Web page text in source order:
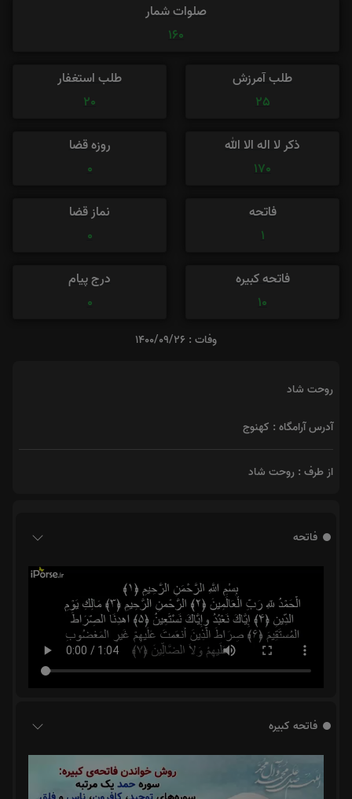
صلوات شمار
160
طلب آمرزش
25
طلب استغفار
20
ذکر لا اله الا الله
170
روزه قضا
0
فاتحه
1
نماز قضا
0
فاتحه کبیره
10
درج پیام
0
وفات : 1400/09/26
روحت شاد
آدرس آرامگاه : کهنوج
از طرف : روحت شاد
فاتحه
فاتحه کبیره